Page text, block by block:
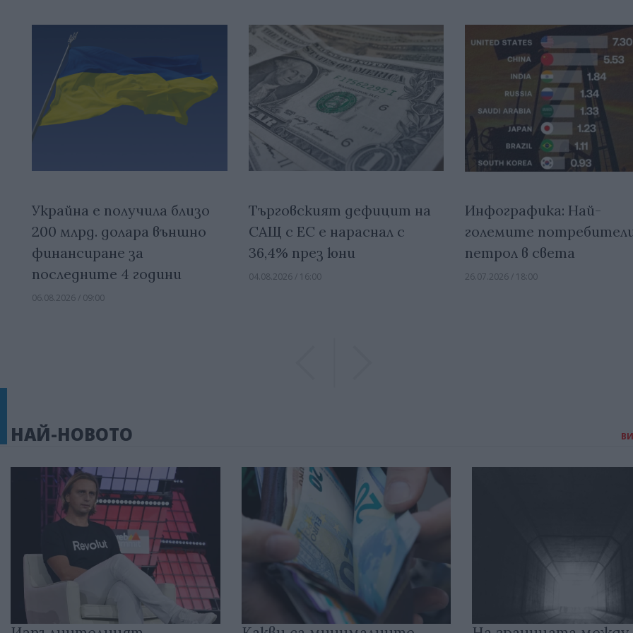
Украйна е получила близо
200 млрд. долара външно
финансиране за
последните 4 години
06.08.2026 / 09:00
Търговският дефицит на
САЩ с ЕС е нараснал с
36,4% през юни
04.08.2026 / 16:00
Инфографика: Най-
големите
петрол в света
26.07.2026 / 18:00
НАЙ-НОВОТО